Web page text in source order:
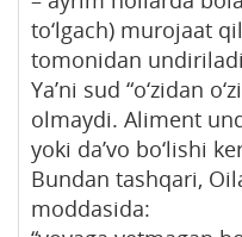
to‘lgach) murojaat
tomonidan
Ya’ni sud “o‘zidan
olmaydi. Aliment
yoki da’vo bo‘lishi
Bundan tashqari,
moddasida: